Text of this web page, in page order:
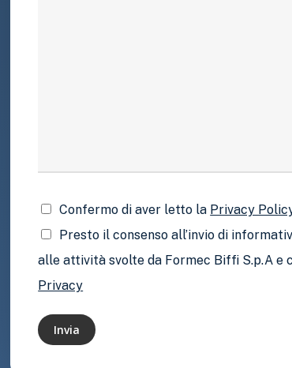
Confermo di aver letto la Privacy
Presto il consenso all’invio di
alle attività svolte da Formec Biffi S.p.A e
Privacy